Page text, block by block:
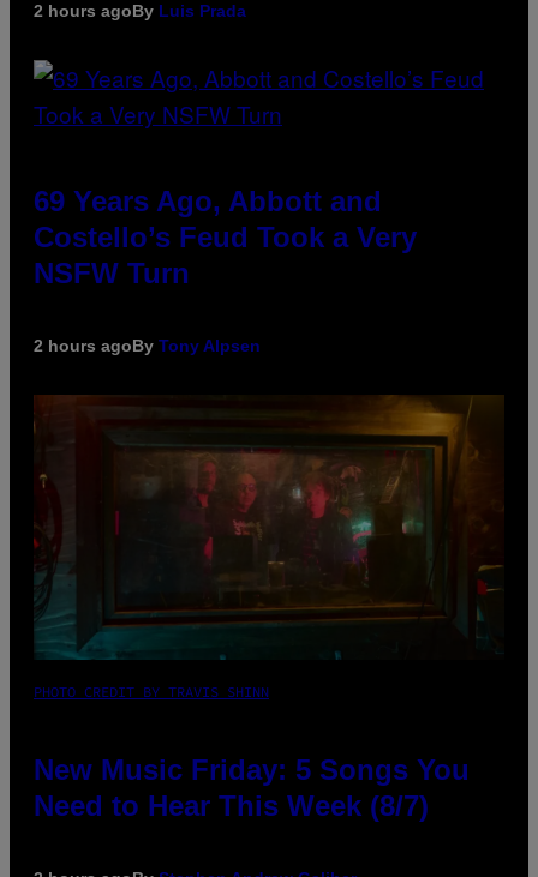
2 hours agoBy Luis Prada
69 Years Ago, Abbott and
Costello’s Feud Took a Very
NSFW Turn
2 hours agoBy Tony Alpsen
PHOTO CREDIT BY TRAVIS SHINN
New Music Friday: 5 Songs You
Need to Hear This Week (8/7)